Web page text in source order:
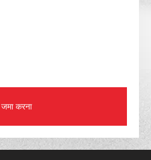
जमा करना